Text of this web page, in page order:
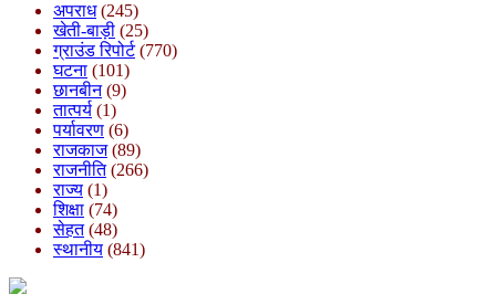
अपराध(245)
खेती-बाड़ी (25)
ग्राउंड रिपोर्ट(770)
घटना (101)
छानबीन(9)
तात्पर्य (1)
पर्यावरण (6)
राजकाज(89)
राजनीति(266)
राज्य (1)
शिक्षा (74)
सेहत(48)
स्थानीय (841)